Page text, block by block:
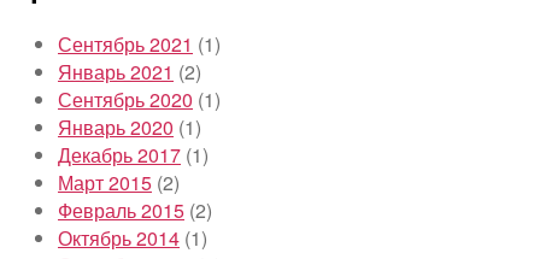
Сентябрь 2021 (1)
Январь 2021 (2)
Сентябрь 2020 (1)
Январь 2020 (1)
Декабрь 2017 (1)
Март 2015 (2)
Февраль 2015 (2)
Октябрь 2014 (1)